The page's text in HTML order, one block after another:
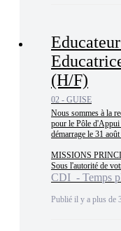
(H/F)
02 - GUISE
Nous sommes à la
pour le Pôle
démarrage le 31
MISSIONS
Sous l'autorité de
CDI - Temps
Publié il y a plus de